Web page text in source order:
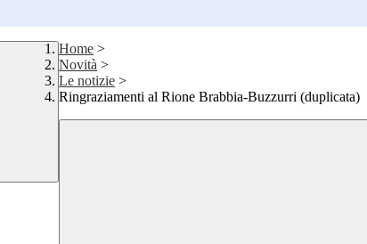
Home >
Novità >
Le notizie >
Ringraziamenti al Rione Brabbia-Buzzurri (duplicata)